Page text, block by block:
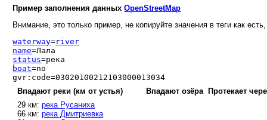
Пример заполнения данныхOpenStreetMap
Внимание, это только пример, не копируйте значения в теги как
waterway=river
name=Лала
status=река
boat=no
gvr:code=03020100212103000013034
Впадают реки (км от устья)
Впадают озёра
Протекает
29 км:река Русаниха
66 км:река Дмитриевка